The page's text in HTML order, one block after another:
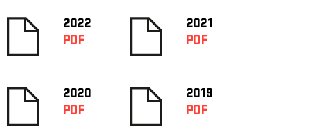
2022
PDF
2021
PDF
2020
PDF
2019
PDF